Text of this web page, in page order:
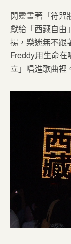
閃靈畫著「符咒
獻給「西藏自由
揚，樂迷無不跟
Freddy用生命
立」唱進歌曲裡